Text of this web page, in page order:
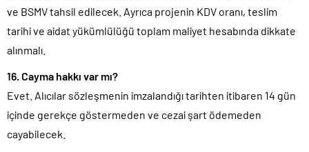
ve BSMV tahsil edilecek. Ayrıca projenin KDV oranı, teslim
tarihi ve aidat yükümlülüğü toplam maliyet hesabında dikkate
alınmalı.
16. Cayma hakkı var mı?
Evet. Alıcılar sözleşmenin imzalandığı tarihten itibaren 14 gün
içinde gerekçe göstermeden ve cezai şart ödemeden
cayabilecek.